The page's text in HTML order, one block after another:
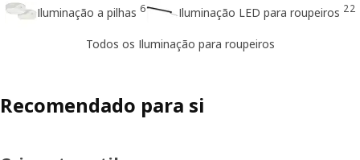
Iluminação a pilhas 6 Iluminação LED para roupeiros 22
Todos os Iluminação para roupeiros
Recomendado para si